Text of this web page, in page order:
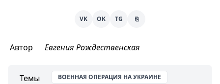
VK OK TG ⎘
Автор Евгения Рождественская
Темы ВОЕННАЯ ОПЕРАЦИЯ НА УКРАИНЕ